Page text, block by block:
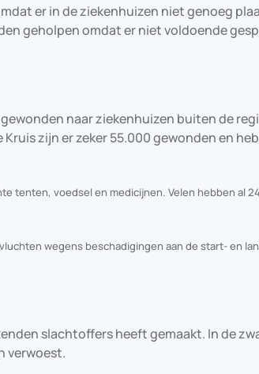
er in de ziekenhuizen niet genoeg
geholpen omdat er niet voldoende
naar ziekenhuizen buiten de
zijn er zeker 55.000 gewonden en
tenten, voedsel en medicijnen. Velen hebben al
wegens beschadigingen aan de start- en
slachtoffers heeft gemaakt. In de
verwoest.